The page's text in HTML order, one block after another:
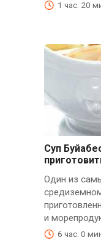
1 час. 20
Суп
Один из
и
6 час. 0